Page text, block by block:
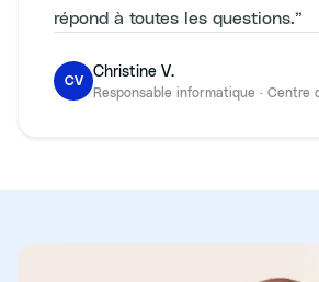
répond à toutes les questions.”
CV
Christine V.
Responsable informatique · Centre